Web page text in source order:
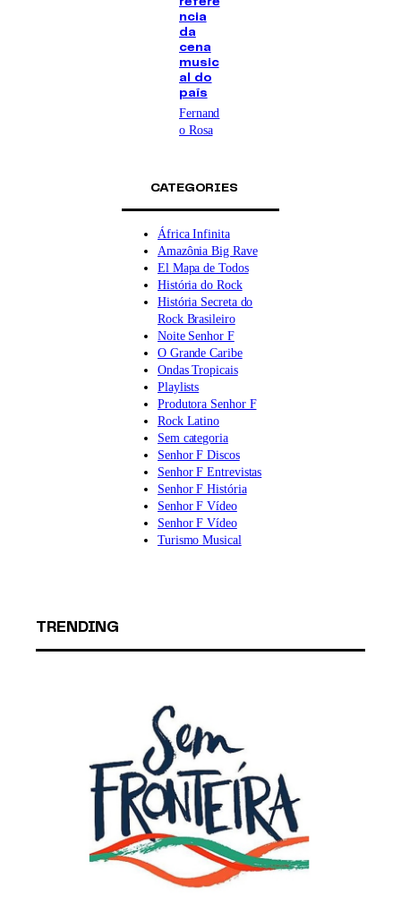
ncia
da
cena
music
al do
país
Fernand
o Rosa
CATEGORIES
África Infinita
Amazônia Big Rave
El Mapa de Todos
História do Rock
História Secreta do
Rock Brasileiro
Noite Senhor F
O Grande Caribe
Ondas Tropicais
Playlists
Produtora Senhor F
Rock Latino
Sem categoria
Senhor F Discos
Senhor F Entrevistas
Senhor F História
Senhor F Vídeo
Senhor F Vídeo
Turismo Musical
TRENDING